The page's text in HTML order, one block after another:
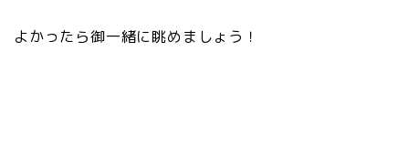
よかったら御一緒に眺めましょう！